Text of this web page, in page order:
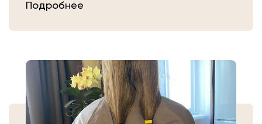
Затем плотно закрепите волосы
самостоятельно, то косичку
аккуратно уложите в пакет или бумагу.
Или просто приходите в салон «Банк
Волос».
Подробнее